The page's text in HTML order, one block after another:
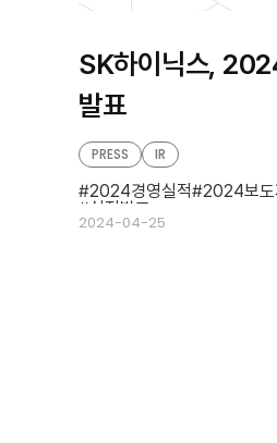
SK하이닉스,
발표
2024-04-25
PRESS IR
2024경영실적 2024보도
실적발표